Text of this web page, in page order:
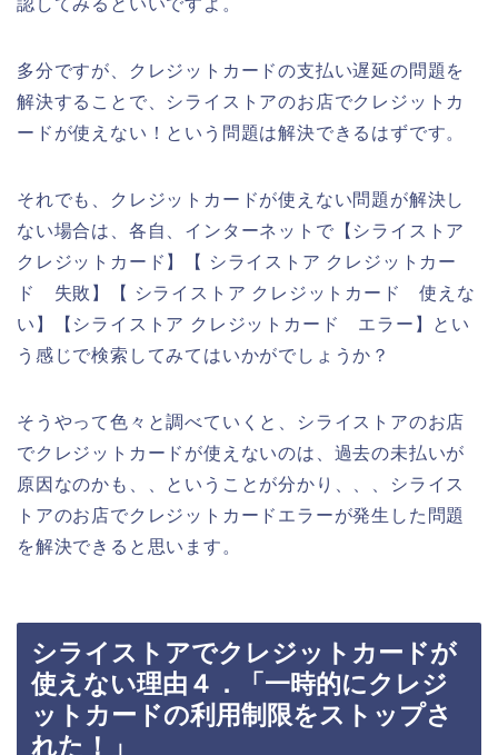
多分ですが、クレジットカードの支払い遅延の問題を
解決することで、シライストアのお店でクレジットカ
ードが使えない！という問題は解決できるはずです。
それでも、クレジットカードが使えない問題が解決し
ない場合は、各自、インターネットで【シライストア
クレジットカード】【 シライストア クレジットカー
ド 失敗】【 シライストア クレジットカード 使えな
い】【シライストア クレジットカード エラー】とい
う感じで検索してみてはいかがでしょうか？
そうやって色々と調べていくと、シライストアのお店
でクレジットカードが使えないのは、過去の未払いが
原因なのかも、、ということが分かり、、、シライス
トアのお店でクレジットカードエラーが発生した問題
を解決できると思います。
シライストアでクレジットカードが
使えない理由４．「一時的にクレジ
ットカードの利用制限をストップさ
れた！」